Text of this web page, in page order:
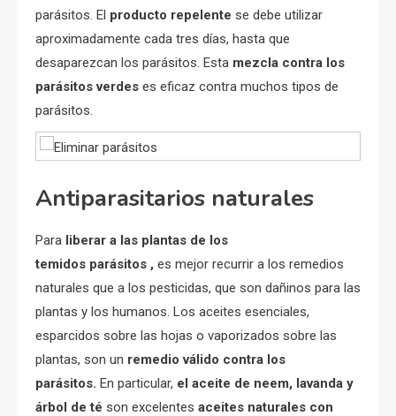
parásitos. El producto repelente se debe utilizar
aproximadamente cada tres días, hasta que
desaparezcan los parásitos. Esta mezcla contra los
parásitos verdes es eficaz contra muchos tipos de
parásitos.
Antiparasitarios naturales
Para liberar a las plantas de los
temidos parásitos , es mejor recurrir a los remedios
naturales que a los pesticidas, que son dañinos para las
plantas y los humanos. Los aceites esenciales,
esparcidos sobre las hojas o vaporizados sobre las
plantas, son un remedio válido contra los
parásitos. En particular, el aceite de neem, lavanda y
árbol de té son excelentes aceites naturales con